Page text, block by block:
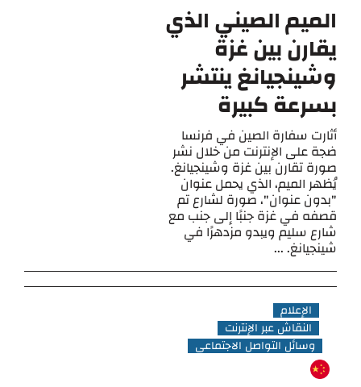
الميم الصيني الذي
يقارن بين غزة
وشينجيانغ ينتشر
بسرعة كبيرة
أثارت سفارة الصين في فرنسا
ضجة على الإنترنت من خلال نشر
صورة تقارن بين غزة وشينجيانغ.
يُظهر الميم، الذي يحمل عنوان
"بدون عنوان"، صورة لشارع تم
قصفه في غزة جنبًا إلى جنب مع
شارع سليم ويبدو مزدهرًا في
شينجيانغ. ...
الإعلام
النقاش عبر الإنترنت
وسائل التواصل الاجتماعي